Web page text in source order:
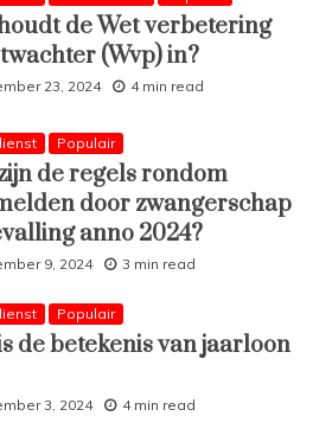
de Wet verbetering
(Wvp) in?
23, 2024 4 min read
Populair
de regels rondom
door zwangerschap
anno 2024?
9, 2024 3 min read
Populair
de betekenis van jaarloon
3, 2024 4 min read